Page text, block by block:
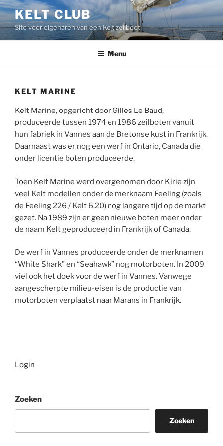
Ga
de
inhoud
KELT CLUB
Site voor eigenaren van een Kelt zeilboot
Menu
KELT MARINE
Kelt Marine, opgericht door Gilles Le Baud,
produceerde tussen 1974 en 1986 zeilboten vanuit
hun fabriek in Vannes aan de Bretonse kust in Frankrijk.
Daarnaast was er nog een werf in Ontario, Canada die
onder licentie boten produceerde.
Toen Kelt Marine werd overgenomen door Kirie zijn
veel Kelt modellen onder de merknaam Feeling (zoals
de Feeling 226 / Kelt 6.20) nog langere tijd op de markt
gezet. Na 1989 zijn er geen nieuwe boten meer onder
de naam Kelt geproduceerd in Frankrijk of Canada.
De werf in Vannes produceerde onder de merknamen
“White Shark” en “Seahawk” nog motorboten. In 2009
viel ook het doek voor de werf in Vannes. Vanwege
aangescherpte milieu-eisen is de productie van
motorboten verplaatst naar Marans in Frankrijk.
Login
Zoeken
Zoeken